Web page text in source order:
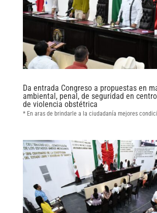
Da entrada Congreso a propuestas en
ambiental, penal, de seguridad en
de violencia obstétrica
* En aras de brindarle a la ciudadanía mejores